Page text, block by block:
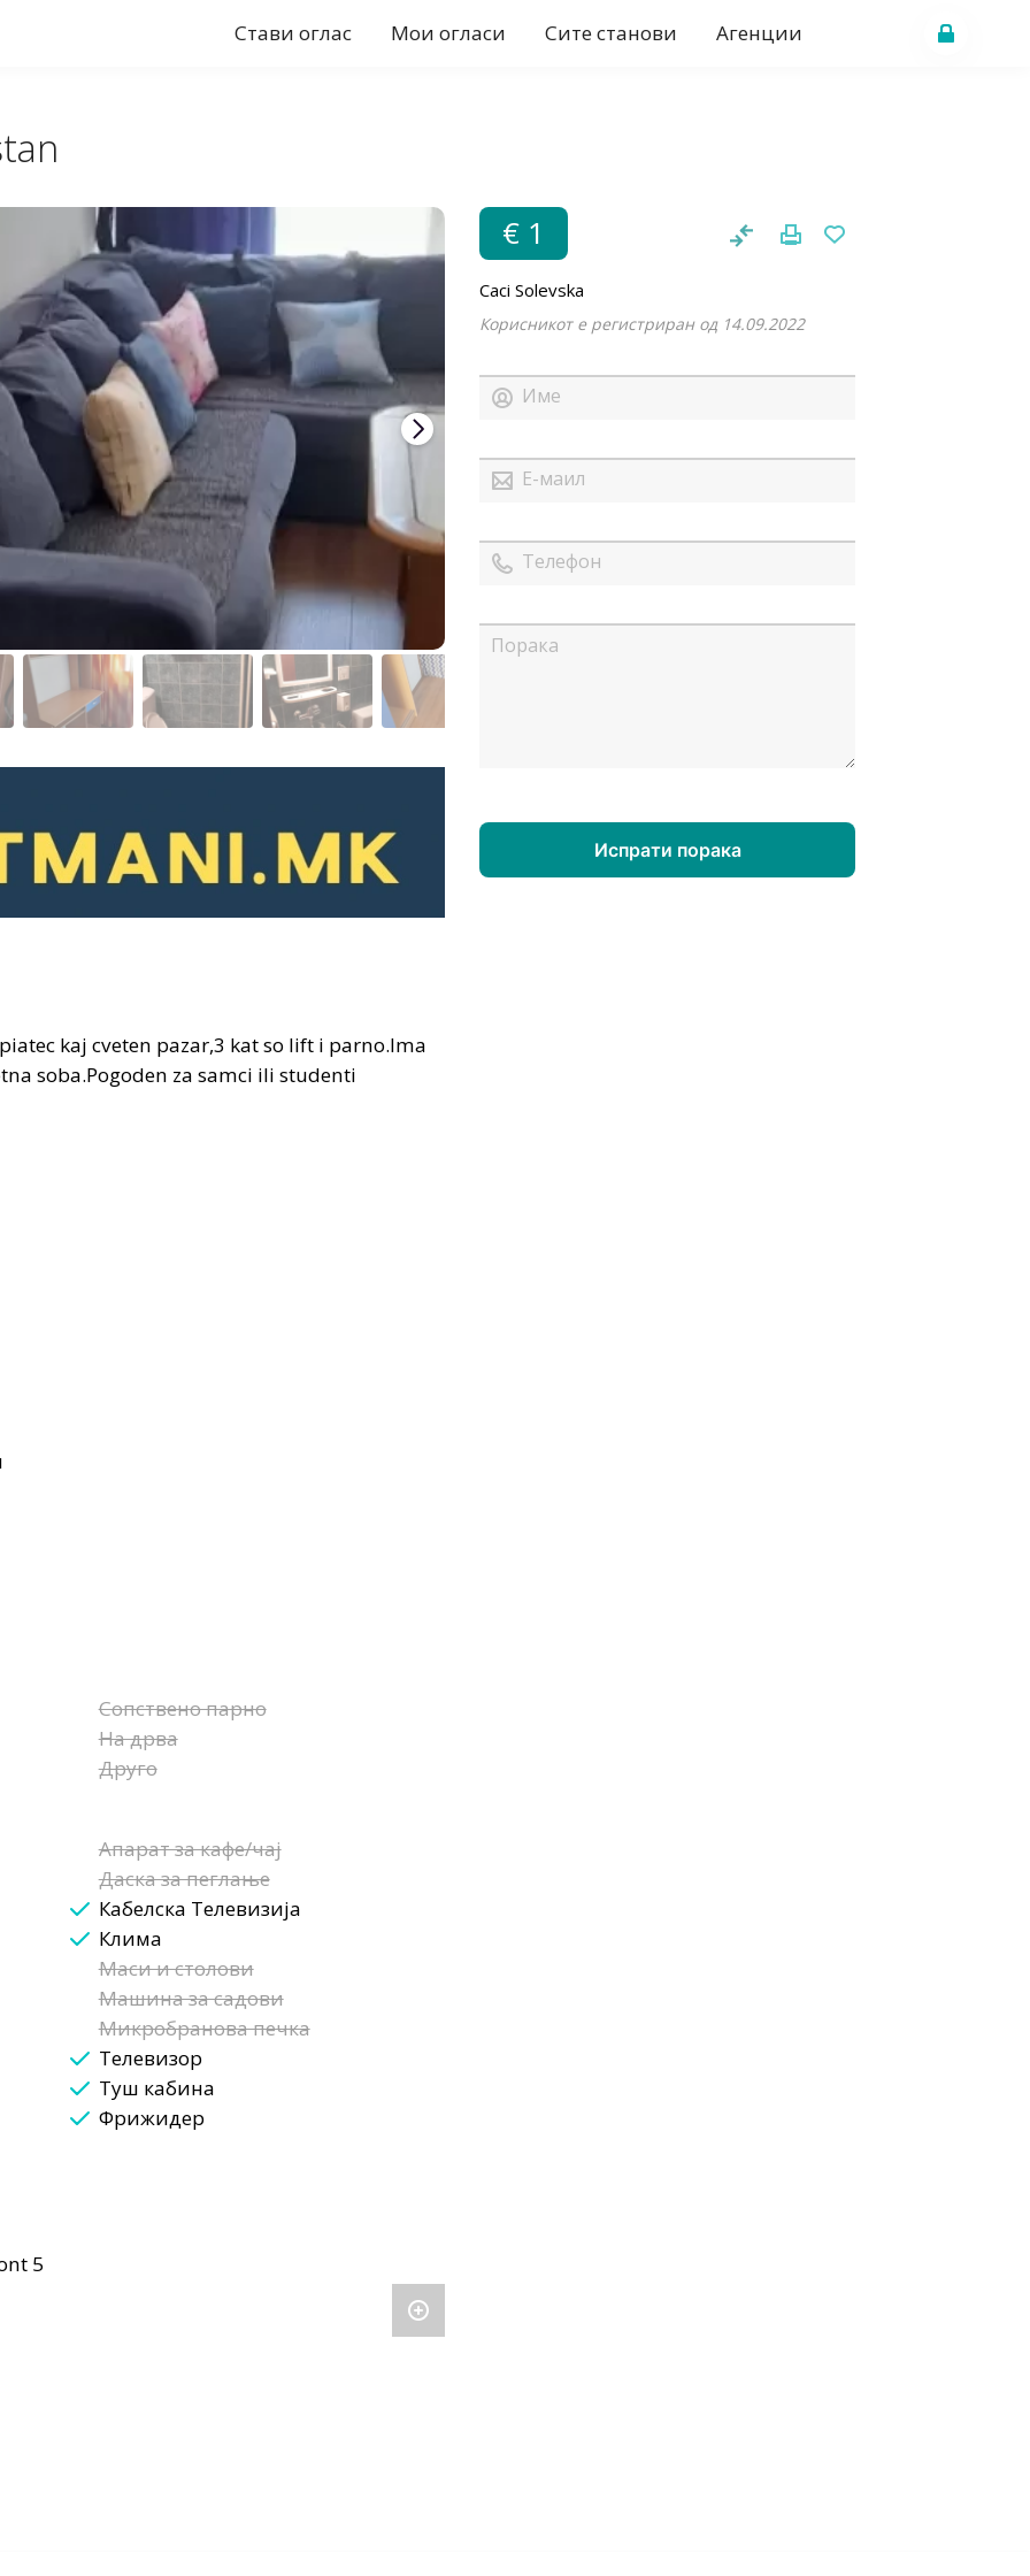
Стави оглас Мои огласи Сите станови Агенции
kaj cveten pazar,3 kat so lift i parno.Ima
soba.Pogoden za samci ili studenti
Сопствено парно
На дрва
Друго
Апарат за кафе/чај
Даска за пеглање
Кабелска Телевизија
Клима
Маси и столови
Машина за садови
Микробранова печка
Телевизор
Туш кабина
Фрижидер
5
€ 1
Caci Solevska
Корисникот е регистриран од 14.09.2022